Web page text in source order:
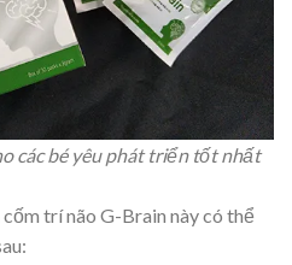
các bé yêu phát triển tốt nhất
trí não G-Brain này có thể